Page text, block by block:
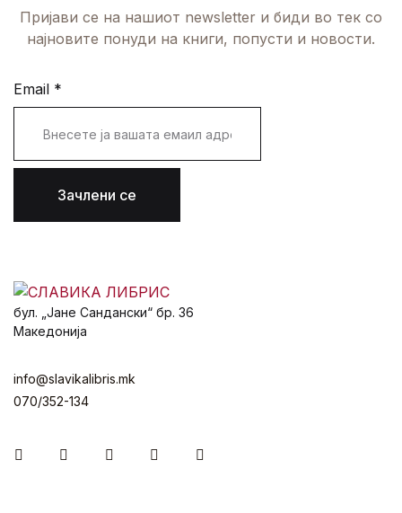
Пријави се на нашиот newsletter и биди во тек со
најновите понуди на книги, попусти и новости.
Email *
Зачлени се
бул. „Јане Сандански“ бр. 36
Македонија
info@slavikalibris.mk
070/352-134
FacebookInstagramYoutube Twitter